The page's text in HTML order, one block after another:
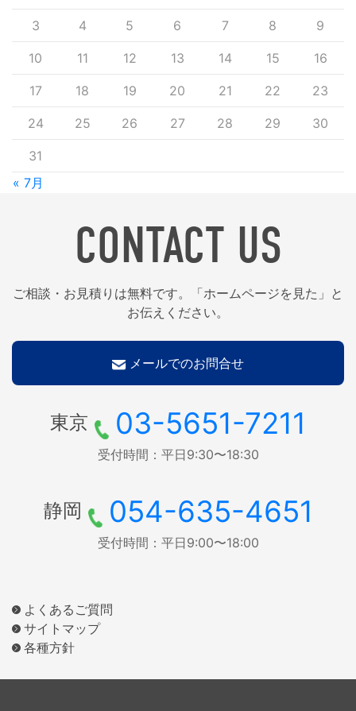
« 7月
3 4 5 6 7 8 9
10 11 12 13 14 15 16
17 18 19 20 21 22 23
24 25 26 27 28 29 30
31
CONTACT US
ご相談・お見積りは無料です。「ホームページを見た」と
お伝えください。
メールでのお問合せ
東京 03-5651-7211
受付時間：平日9:30〜18:30
静岡 054-635-4651
受付時間：平日9:00〜18:00
よくあるご質問
サイトマップ
各種方針